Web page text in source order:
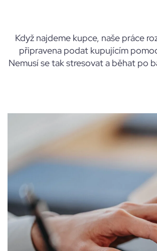
Když najdeme kupce, naše práce
připravena podat kupujícím
Nemusí se tak stresovat a běhat po